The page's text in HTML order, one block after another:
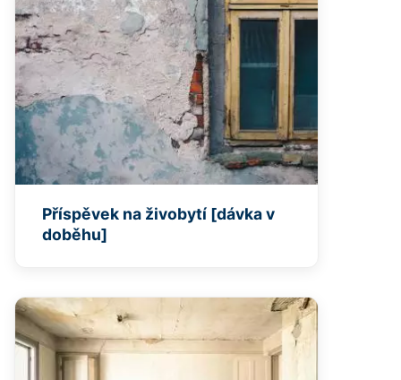
Příspěvek na živobytí [dávka v
doběhu]